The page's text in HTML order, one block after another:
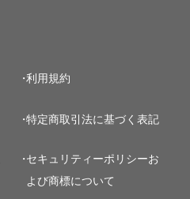
利用規約
特定商取引法に基づく表記
セキュリティーポリシーお
よび商標について